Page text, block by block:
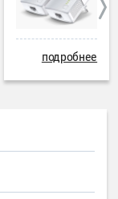
подробнее